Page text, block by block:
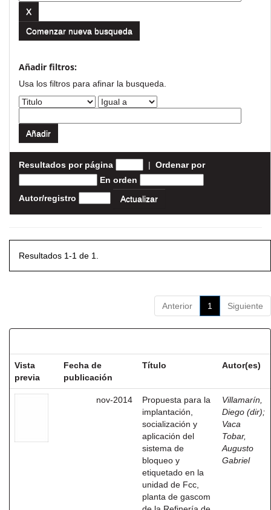
Comenzar nueva busqueda
Añadir filtros:
Usa los filtros para afinar la busqueda.
Resultados por página | Ordenar por
En orden
Autor/registro
Resultados 1-1 de 1.
Anterior 1 Siguiente
Vista
previa
Fecha de
publicación
Título Autor(es)
nov-2014
Propuesta para la
implantación,
socialización y
aplicación del
sistema de
bloqueo y
etiquetado en la
unidad de Fcc,
planta de gascom
Villamarín,
Diego (dir);
Vaca
Tobar,
Augusto
Gabriel